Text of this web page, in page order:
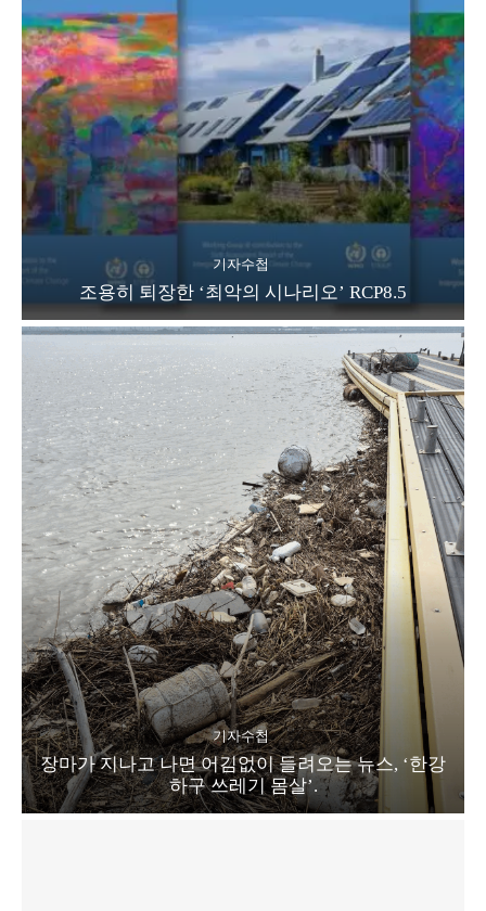
기자수첩
조용히 퇴장한 ‘최악의 시나리오’ RCP8.5
기자수첩
장마가 지나고 나면 어김없이 들려오는 뉴스, ‘한강
하구 쓰레기 몸살’.